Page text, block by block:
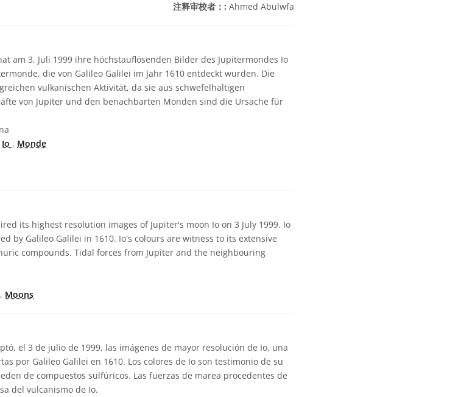
注释审校者：: Ahmed Abulwfa
am 3. Juli 1999 ihre höchstauflösenden Bilder des Jupitermondes Io
die von Galileo Galilei im Jahr 1610 entdeckt wurden. Die
vulkanischen Aktivität, da sie aus schwefelhaltigen
von Jupiter und den benachbarten Monden sind die Ursache für
Io , Monde
its highest resolution images of Jupiter's moon Io on 3 July 1999. Io
by Galileo Galilei in 1610. Io's colours are witness to its extensive
compounds. Tidal forces from Jupiter and the neighbouring
, Moons
el 3 de julio de 1999, las imágenes de mayor resolución de Io, una
por Galileo Galilei en 1610. Los colores de Io son testimonio de su
de compuestos sulfúricos. Las fuerzas de marea procedentes de
del vulcanismo de Io.